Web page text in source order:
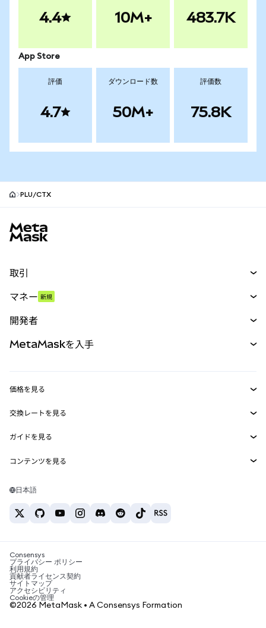
4.4 10M+ 483.7K
App Store
評価
4.7
ダウンロード数
50M+
評価数
75.8K
PLU/CTX
取引
パーペチュアル
RWA
マネー 新規
開発者
MetaMask Connect
Snaps
Web3サービス
MetaMaskを入手
セキュリティ
サポート
キャリア
お問い合わせ
価格を見る
イーサリアムの価格
Solanaの価格
Tetherの価格
交換レートを見る
ETH→USD
USDT→INR
BTC→INR
ETH→USDT
ガイドを見る
ETHの購入
USDTの購入
SHIBの購入
BNBの購入
コンテンツを見る
Solanaウォレット
税制関連ニュース
暗号資産の購入方法は？
ビットコインを売るには？
日本語
Consensys
プライバシー ポリシー
利用規約
貢献者ライセンス契約
サイトマップ
アクセシビリティ
Cookieの管理
©2026 MetaMask • A Consensys Formation